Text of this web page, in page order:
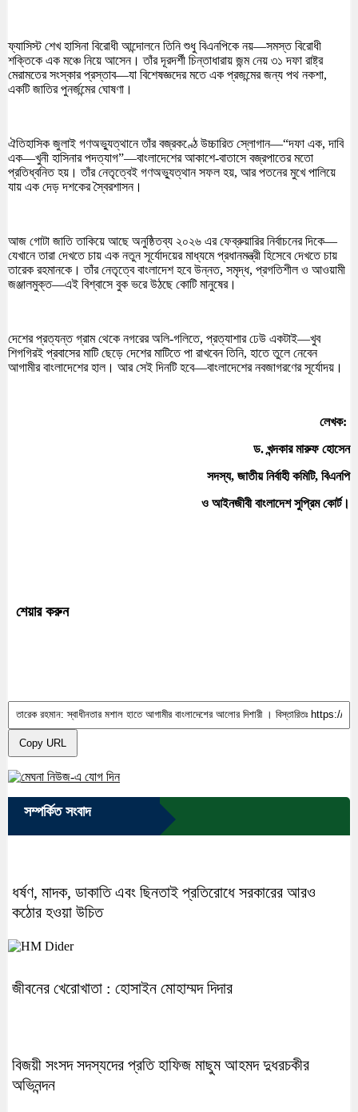
ফ্যাসিস্ট শেখ হাসিনা বিরোধী আন্দোলনে তিনি শুধু বিএনপিকে নয়—সমস্ত বিরোধী
শক্তিকে এক মঞ্চে নিয়ে আসেন। তাঁর দূরদর্শী চিন্তাধারায় জন্ম নেয় ৩১ দফা রাষ্ট্র
মেরামতের সংস্কার প্রস্তাব—যা বিশেষজ্ঞদের মতে এক প্রজন্মের জন্য পথ নকশা,
একটি জাতির পুনর্জন্মের ঘোষণা।
ঐতিহাসিক জুলাই গণঅভ্যুত্থানে তাঁর বজ্রকণ্ঠে উচ্চারিত স্লোগান—“দফা এক, দাবি
এক—খুনী হাসিনার পদত্যাগ”—বাংলাদেশের আকাশে-বাতাসে বজ্রপাতের মতো
প্রতিধ্বনিত হয়। তাঁর নেতৃত্বেই গণঅভ্যুত্থান সফল হয়, আর পতনের মুখে পালিয়ে
যায় এক দেড় দশকের স্বৈরশাসন।
আজ গোটা জাতি তাকিয়ে আছে অনুষ্ঠিতব্য ২০২৬ এর ফেব্রুয়ারির নির্বাচনের দিকে—
যেখানে তারা দেখতে চায় এক নতুন সূর্যোদয়ের মাধ্যমে প্রধানমন্ত্রী হিসেবে দেখতে চায়
তারেক রহমানকে। তাঁর নেতৃত্বে বাংলাদেশ হবে উন্নত, সমৃদ্ধ, প্রগতিশীল ও আওয়ামী
জঞ্জালমুক্ত—এই বিশ্বাসে বুক ভরে উঠছে কোটি মানুষের।
দেশের প্রত্যন্ত গ্রাম থেকে নগরের অলি-গলিতে, প্রত্যাশার ঢেউ একটাই—খুব
শিগগিরই প্রবাসের মাটি ছেড়ে দেশের মাটিতে পা রাখবেন তিনি, হাতে তুলে নেবেন
আগামীর বাংলাদেশের হাল। আর সেই দিনটি হবে—বাংলাদেশের নবজাগরণের সূর্যোদয়।
লেখক:
ড. খন্দকার মারুফ হোসেন
সদস্য, জাতীয় নির্বাহী কমিটি, বিএনপি
ও আইনজীবী বাংলাদেশ সুপ্রিম কোর্ট।
শেয়ার করুন
Copy URL
সম্পর্কিত সংবাদ
ধর্ষণ, মাদক, ডাকাতি এবং ছিনতাই প্রতিরোধে সরকারের আরও
কঠোর হওয়া উচিত
জীবনের খেরোখাতা : হোসাইন মোহাম্মদ দিদার
বিজয়ী সংসদ সদস্যদের প্রতি হাফিজ মাছুম আহমদ দুধরচকীর
অভিনন্দন